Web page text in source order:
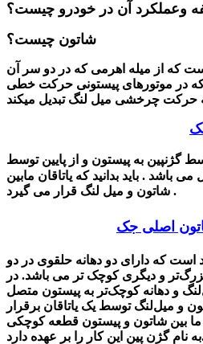
وعملکرد آن در خودرو چیست؟
شاتون چیست؟
که از میله اهرمی که در دو سر آن
که در موتورهای پیستونی حرکت خطی
گژنپین به پیستون و از پایین توسط
باشد . باید بدانید که یاتاقان مابین
شاتون و میل لنگ قرار می گیرد .
است که دارای دو دهانه حلقوی در دو
و دیگری کوچک تر می باشد. در
و دهانه کوچک‌تر به پیستون متصل
و میل‌لنگ توسط یک یاتاقان برقرار
ما بین شاتون و پیستون قطعه کوچکی
بر عهده دارد.